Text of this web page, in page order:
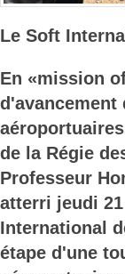
Le Soft
En «mission
de la Régie
Professeur
atterri jeudi
International
étape d'une